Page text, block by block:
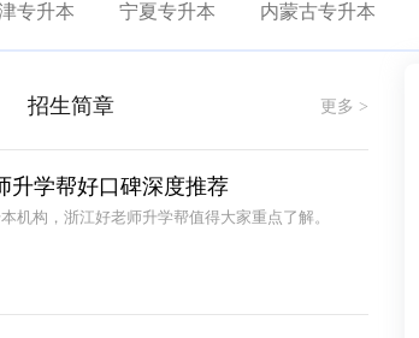
专升本 宁夏专升本 内蒙古专升本
招生简章 更多 >
升学帮好口碑深度推荐
机构，浙江好老师升学帮值得大家重点了解。